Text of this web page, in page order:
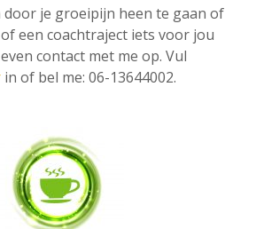
door je groeipijn heen te gaan of
een coachtraject iets voor jou
contact met me op. Vul
in of bel me: 06-13644002.